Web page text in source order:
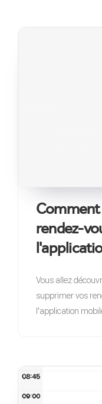
rendez-
Vous allez
supprimer vos
l'application